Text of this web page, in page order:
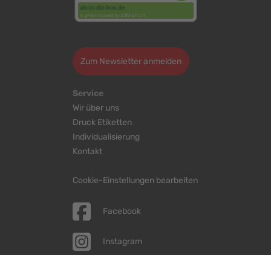
Zum Newsletter anmelden
Service
Wir über uns
Druck Etiketten
Individualisierung
Kontakt
Cookie-Einstellungen bearbeiten
Facebook
Instagram